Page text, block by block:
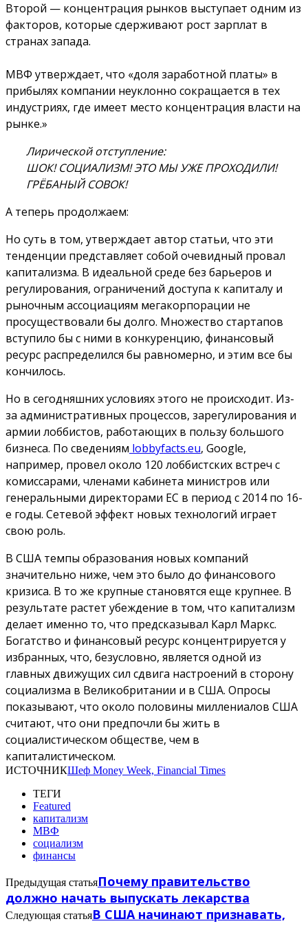
Второй — концентрация рынков выступает одним из
факторов, которые сдерживают рост зарплат в
странах запада.
МВФ утверждает, что «доля заработной платы» в
прибылях компании неуклонно сокращается в тех
индустриях, где имеет место концентрация власти на
рынке.»
Лирической отступление:
ШОК! СОЦИАЛИЗМ! ЭТО МЫ УЖЕ ПРОХОДИЛИ!
ГРЁБАНЫЙ СОВОК!
А теперь продолжаем:
Но суть в том, утверждает автор статьи, что эти
тенденции представляет собой очевидный провал
капитализма. В идеальной среде без барьеров и
регулирования, ограничений доступа к капиталу и
рыночным ассоциациям мегакорпорации не
просуществовали бы долго. Множество стартапов
вступило бы с ними в конкуренцию, финансовый
ресурс распределился бы равномерно, и этим все бы
кончилось.
Но в сегодняшних условиях этого не происходит. Из-
за административных процессов, зарегулирования и
армии лоббистов, работающих в пользу большого
бизнеса. По сведениям lobbyfacts.eu, Google,
например, провел около 120 лоббистских встреч с
комиссарами, членами кабинета министров или
генеральными директорами ЕС в период с 2014 по 16-
е годы. Сетевой эффект новых технологий играет
свою роль.
В США темпы образования новых компаний
значительно ниже, чем это было до финансового
кризиса. В то же крупные становятся еще крупнее. В
результате растет убеждение в том, что капитализм
делает именно то, что предсказывал Карл Маркс.
Богатство и финансовый ресурс концентрируется у
избранных, что, безусловно, является одной из
главных движущих сил сдвига настроений в сторону
социализма в Великобритании и в США. Опросы
показывают, что около половины миллениалов США
считают, что они предпочли бы жить в
социалистическом обществе, чем в
капиталистическом.
ИСТОЧНИКШеф Money Week, Finanсial Times
ТЕГИ
Featured
капитализм
МВФ
социализм
финансы
Предыдущая статьяПочему правительство
должно начать выпускать лекарства
Следующая статьяВ США начинают признавать,